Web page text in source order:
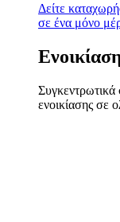
Δείτε
σε ένα μόνο
Συγκεντρωτικά
ενοικίασης σε